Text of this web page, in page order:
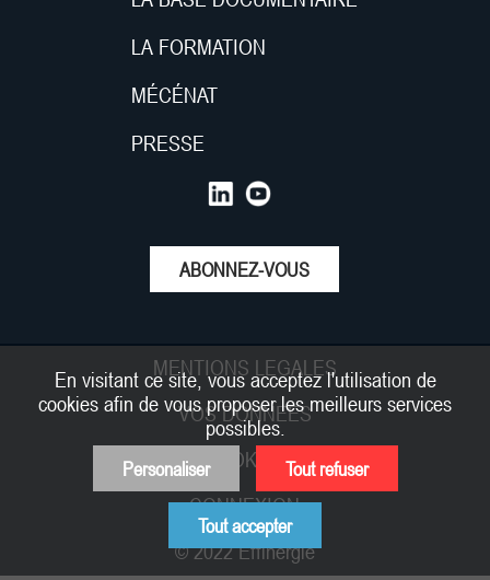
LA FORMATION
MÉCÉNAT
PRESSE
ABONNEZ-VOUS
MENTIONS LEGALES
VOS DONNEES
COOKIES
CONNEXION
© 2022 Effinergie
En visitant ce site, vous acceptez l'utilisation de
cookies afin de vous proposer les meilleurs services
possibles.
Personaliser Tout refuser
Tout accepter